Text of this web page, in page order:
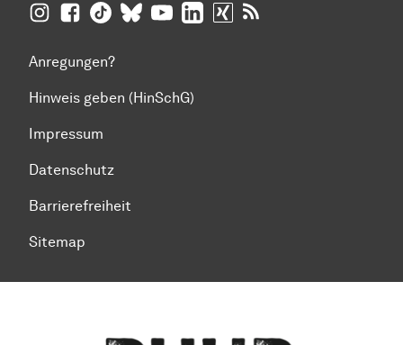
TU Dortmund aufInsta­gram
TU Dortmund auf Facebook
TU Dortmund auf TikTok
TU Dortmund auf BlueSky
TU Dortmund auf YouTube
TU Dortmund auf LinkedIn
TU Dortmund auf XING
Anregungen?
Hinweis geben (HinSchG)
Impressum
Datenschutz
Barrierefreiheit
Sitemap